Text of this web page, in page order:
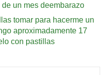
un mes deembarazo
tomar para hacerme un
aproximadamente 17
con pastillas